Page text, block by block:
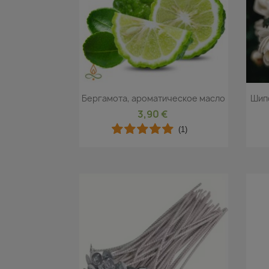
Быстрый просмотр
Бергамота, ароматическое масло
3,90 €
(1)